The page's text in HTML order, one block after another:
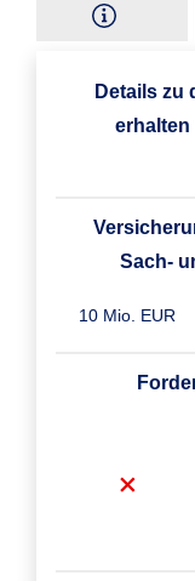
Details zu
Sach-
10 Mio. EUR